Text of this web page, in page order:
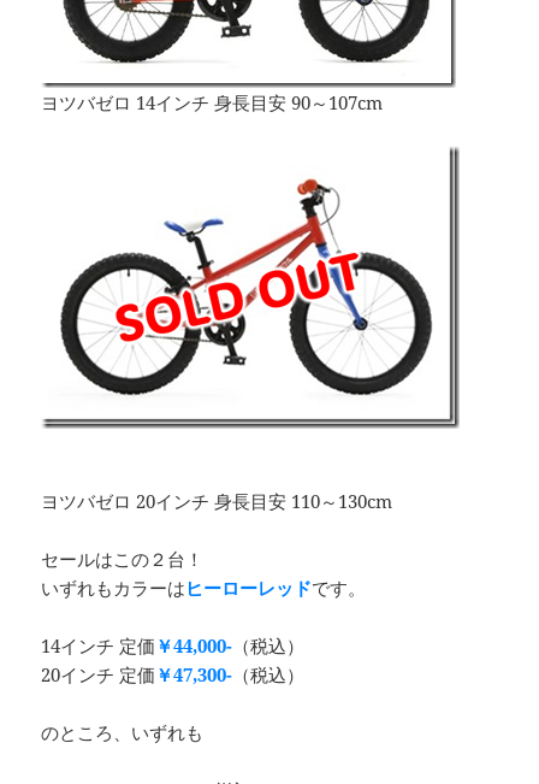
ヨツバゼロ 14インチ 身長目安 90～107cm
ヨツバゼロ 20インチ 身長目安 110～130cm
セールはこの２台！
いずれもカラーは ヒーローレッドです。
14インチ 定価 ￥44,000- （税込）
20インチ 定価 ￥47,300- （税込）
のところ、いずれも